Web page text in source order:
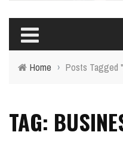
Home › Posts Tagged
TAG: